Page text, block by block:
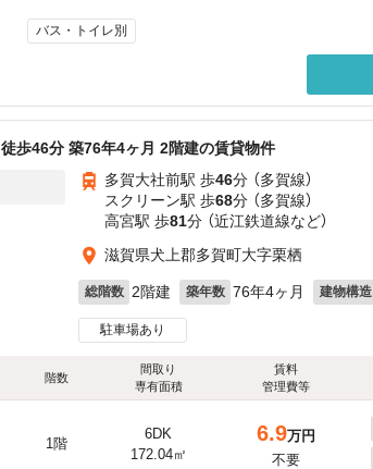
バス・トイレ別
歩46分 築76年4ヶ月 2階建の賃貸物件
多賀大社前駅 歩46分 （多賀線）
スクリーン駅 歩68分 （多賀線）
高宮駅 歩81分 （近江鉄道線など）
滋賀県犬上郡多賀町大字栗栖
総階数 2階建 築年数 76年4ヶ月 建物構造
駐車場あり
階数
間取り
専有面積
賃料
管理費等
1階
6DK
172.04㎡
6.9万円
不要